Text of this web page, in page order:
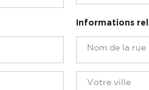
Informations